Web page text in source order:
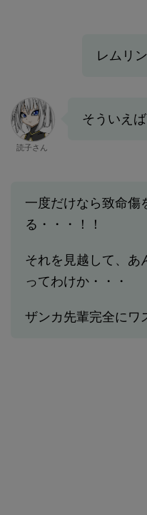
レムリ
読子さん
そういえ
一度だけなら致命傷
る・・・！！
それを見越して、あ
ってわけか・・・
ザンカ先輩完全にワ